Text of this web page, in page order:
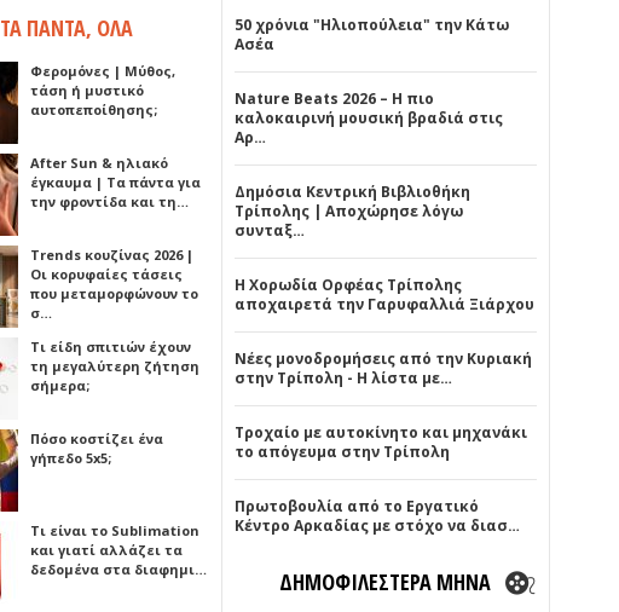
ΤΑ ΠΑΝΤΑ, ΟΛΑ
Φερομόνες | Μύθος,
τάση ή μυστικό
αυτοπεποίθησης;
After Sun & ηλιακό
έγκαυμα | Τα πάντα για
την φροντίδα και τη…
Trends κουζίνας 2026 |
Οι κορυφαίες τάσεις
που μεταμορφώνουν το
σ…
Τι είδη σπιτιών έχουν
τη μεγαλύτερη ζήτηση
σήμερα;
Πόσο κοστίζει ένα
γήπεδο 5x5;
Τι είναι το Sublimation
και γιατί αλλάζει τα
δεδομένα στα διαφημι…
50 χρόνια "Ηλιοπούλεια" την Κάτω
Ασέα
Nature Beats 2026 – Η πιο
καλοκαιρινή μουσική βραδιά στις
Αρ…
Δημόσια Κεντρική Βιβλιοθήκη
Τρίπολης | Αποχώρησε λόγω
συνταξ…
Η Χορωδία Ορφέας Τρίπολης
αποχαιρετά την Γαρυφαλλιά Ξιάρχου
Νέες μονοδρομήσεις από την Κυριακή
στην Τρίπολη - Η λίστα με…
Τροχαίο με αυτοκίνητο και μηχανάκι
το απόγευμα στην Τρίπολη
Πρωτοβουλία από το Εργατικό
Κέντρο Αρκαδίας με στόχο να διασ…
ΔΗΜΟΦΙΛΕΣΤΕΡΑ ΜΗΝΑ